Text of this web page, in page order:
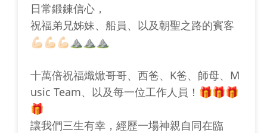
日常鍛鍊信心，
祝福弟兄姊妹、船員、以及朝聖之路的賓客
💪🏻💪🏻💪🏻⛰️⛰️⛰️
十萬倍祝福熾焮哥哥、西爸、K爸、師母、M
usic Team、以及每一位工作人員！🎁🎁🎁
🎁
讓我們三生有幸，經歷一場神親自同在臨